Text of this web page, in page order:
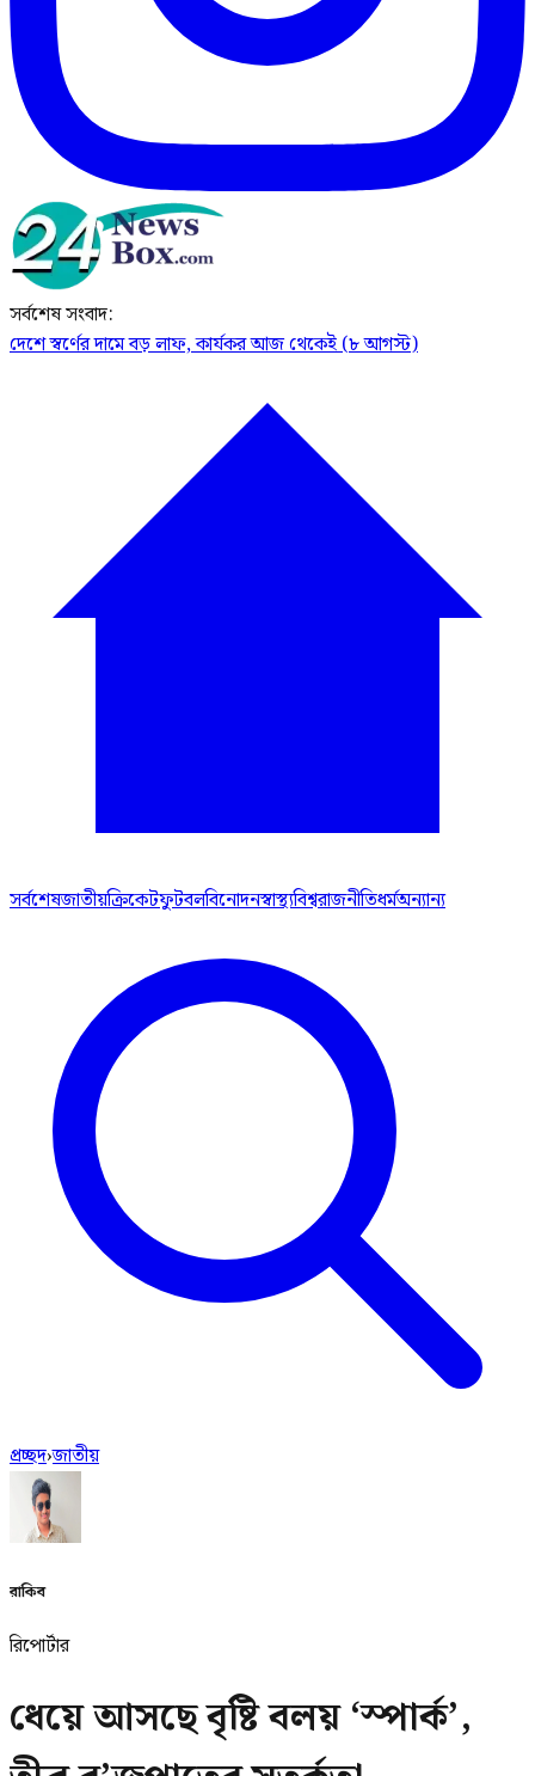
সর্বশেষ সংবাদ:
দেশে স্বর্ণের দামে বড় লাফ, কার্যকর আজ থেকেই (৮ আগস্ট)
সর্বশেষজাতীয়ক্রিকেটফুটবলবিনোদনস্বাস্থ্যবিশ্বরাজনীতিধর্মঅন্যান্য
প্রচ্ছদ›জাতীয়
রাকিব
রিপোর্টার
ধেয়ে আসছে বৃষ্টি বলয় ‘স্পার্ক’,